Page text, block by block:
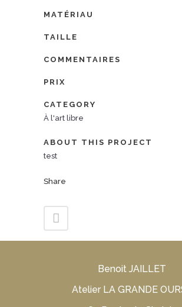
MATÉRIAU
TAILLE
COMMENTAIRES
PRIX
CATEGORY
À l'art libre
ABOUT THIS PROJECT
test
Share
Benoit JAILLET
Atelier LA GRANDE